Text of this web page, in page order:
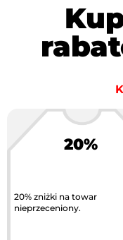
20%
20% zniżki na towar
nieprzeceniony.
rabatowa w